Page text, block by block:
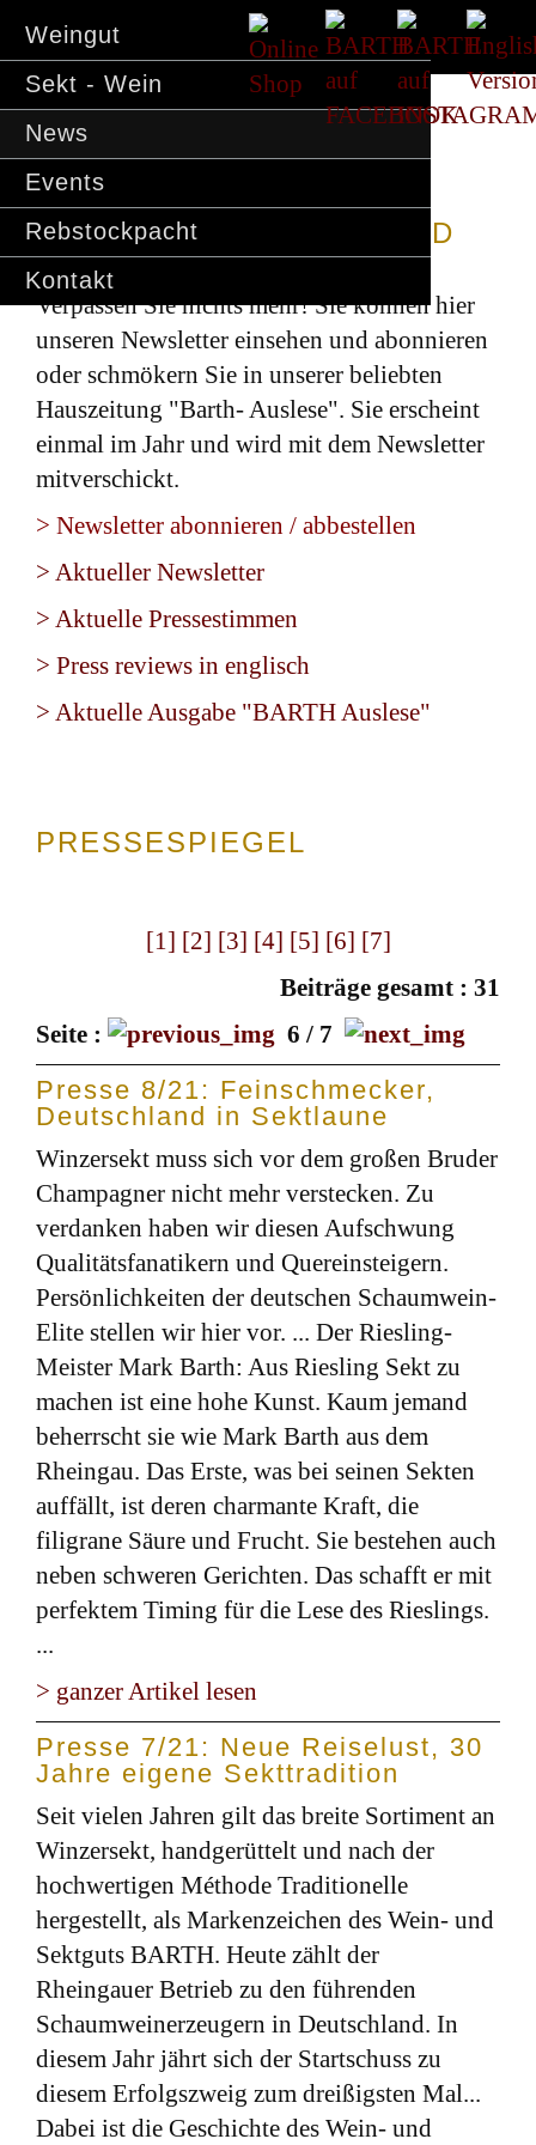
Weingut
Sekt - Wein
News
Events
Rebstockpacht
Kontakt
BARTH NEWSLETTER UND
AUSLESE
Verpassen Sie nichts mehr! Sie können hier
unseren Newsletter einsehen und abonnieren
oder schmökern Sie in unserer beliebten
Hauszeitung "Barth- Auslese". Sie erscheint
einmal im Jahr und wird mit dem Newsletter
mitverschickt.
> Newsletter abonnieren / abbestellen
> Aktueller Newsletter
> Aktuelle Pressestimmen
> Press reviews in englisch
> Aktuelle Ausgabe "BARTH Auslese"
PRESSESPIEGEL
[1] [2] [3] [4] [5] [6] [7]
Beiträge gesamt : 31
Seite :
6 / 7
Presse 8/21: Feinschmecker,
Deutschland in Sektlaune
Winzersekt muss sich vor dem großen Bruder
Champagner nicht mehr verstecken. Zu
verdanken haben wir diesen Aufschwung
Qualitätsfanatikern und Quereinsteigern.
Persönlichkeiten der deutschen Schaumwein-
Elite stellen wir hier vor. ... Der Riesling-
Meister Mark Barth: Aus Riesling Sekt zu
machen ist eine hohe Kunst. Kaum jemand
beherrscht sie wie Mark Barth aus dem
Rheingau. Das Erste, was bei seinen Sekten
auffällt, ist deren charmante Kraft, die
filigrane Säure und Frucht. Sie bestehen auch
neben schweren Gerichten. Das schafft er mit
perfektem Timing für die Lese des Rieslings.
...
> ganzer Artikel lesen
Presse 7/21: Neue Reiselust, 30
Jahre eigene Sekttradition
Seit vielen Jahren gilt das breite Sortiment an
Winzersekt, handgerüttelt und nach der
hochwertigen Méthode Traditionelle
hergestellt, als Markenzeichen des Wein- und
Sektguts BARTH. Heute zählt der
Rheingauer Betrieb zu den führenden
Schaumweinerzeugern in Deutschland. In
diesem Jahr jährt sich der Startschuss zu
diesem Erfolgszweig zum dreißigsten Mal...
Dabei ist die Geschichte des Wein- und